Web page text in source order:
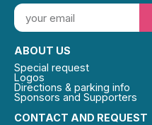
CONTACT AND REQUEST
ABOUT US
Special request
Logos
Directions & parking info
Sponsors and Supporters